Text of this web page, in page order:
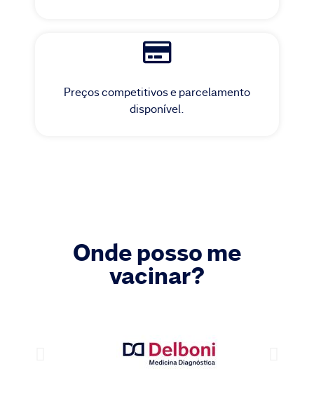
Preços competitivos e parcelamento
disponível.
Onde posso me
vacinar?